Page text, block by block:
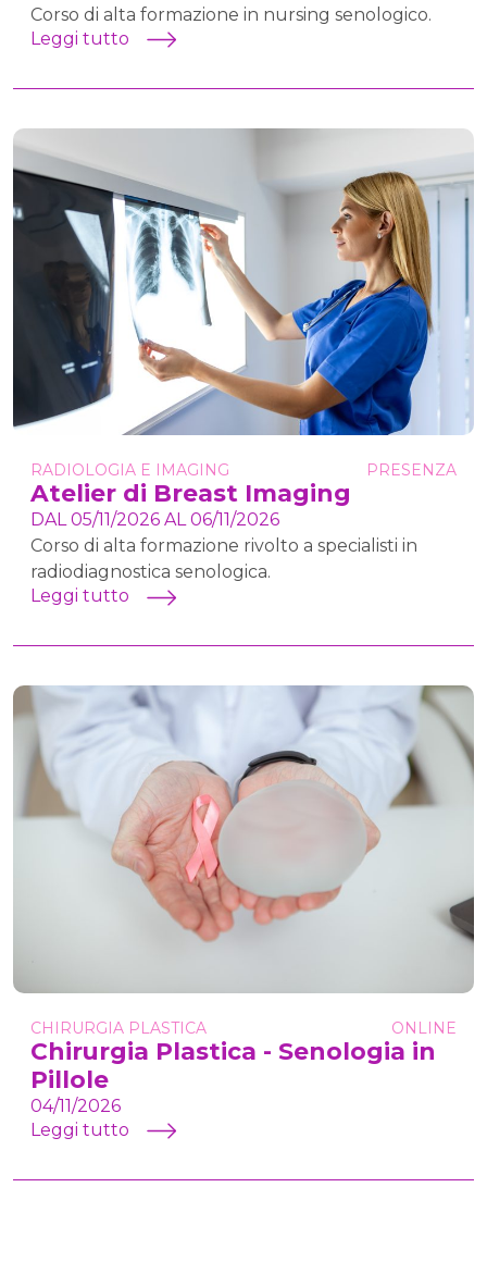
Corso di alta formazione in nursing senologico.
Leggi tutto
RADIOLOGIA E IMAGING PRESENZA
Atelier di Breast Imaging
DAL 05/11/2026 AL 06/11/2026
Corso di alta formazione rivolto a specialisti in
radiodiagnostica senologica.
Leggi tutto
CHIRURGIA PLASTICA ONLINE
Chirurgia Plastica - Senologia in
Pillole
04/11/2026
Leggi tutto